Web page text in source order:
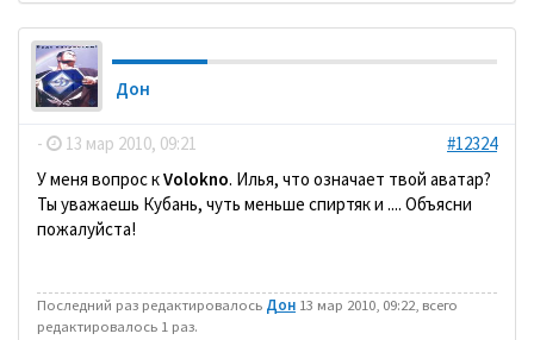
Дон
- 13 мар 2010, 09:21
#12324
У меня вопрос кVolokno. Илья, что означает твой аватар?
Ты уважаешь Кубань, чуть меньше спиртяк и .... Объясни
пожалуйста!
Последний раз редактировалось Дон 13 мар 2010, 09:22, всего
редактировалось 1 раз.